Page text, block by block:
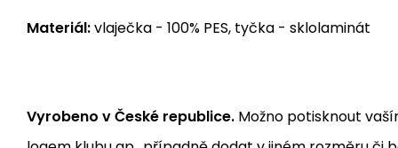
Materiál:vlaječka - 100% PES, tyčka - sklolaminát
Vyrobeno v České republice. Možno potisknout